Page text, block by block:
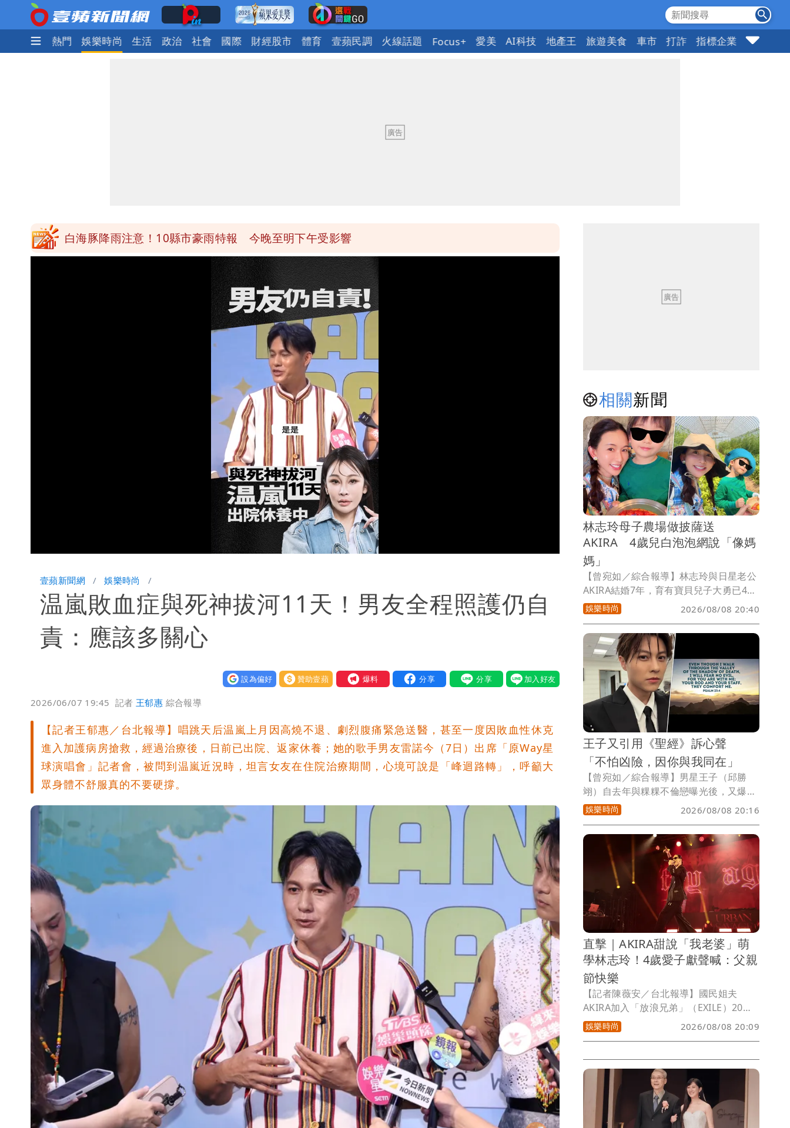
焦點 熱門 娛樂時尚 生活 政治 社會 國際 財經股市 體育 壹蘋民調 火線話題 Focus+ 愛美 AI科技 地產王 旅遊美食 車市 打詐 指標企業 壹蘋頭家
白海豚降雨注意！10縣市豪雨特報 今晚至明下午受影響
颱風假來了！連江縣明停班課 竹縣山區8校停課不停班
Loaded
:
68.70%
壹蘋新聞網 娛樂時尚
温嵐敗血症與死神拔河11天！男友全程照護仍自
責：應該多關心
設為偏好 贊助壹蘋 我要爆料
2026/06/07 19:45 記者王郁惠 綜合報導
【記者王郁惠／台北報導】唱跳天后温嵐上月因高燒不退、劇烈腹痛緊急送醫，甚至一度因敗血性休克
進入加護病房搶救，經過治療後，日前已出院、返家休養；她的歌手男友雷諾今（7日）出席「原Way星
球演唱會」記者會，被問到温嵐近況時，坦言女友在住院治療期間，心境可說是「峰迴路轉」，呼籲大
眾身體不舒服真的不要硬撐。
相關新聞
林志玲母子農場做披薩送
AKIRA 4歲兒白泡泡網說「像媽
媽」
【曾宛如／綜合報導】林志玲與日星老公
AKIRA結婚7年，育有寶貝兒子大勇已4
歲，今天父親節，AKIRA在工作中，個人
巡演「URBAN SAVAGE」，今明2天在台
北Clapper Studio登場，愛妻林志玲則在
IG秀出帶著獨自帶著兒子去農場的照片，
她笑說「今天，他親手做了一個 Pizza 蛋
糕送給爸爸，Pizza 上有一個可愛的笑
臉，也裝滿了孩子最純粹的心意」，隔空
為AKIRA過父親節。
娛樂時尚 2026/08/08 20:40
王子又引用《聖經》訴心聲
「不怕凶險，因你與我同在」
【曾宛如／綜合報導】男星王子（邱勝
翊）自去年與粿粿不倫戀曝光後，又爆出
閃兵風波，演藝事業全面停擺，他沉潛多
時，今天發文再度引用聖經金句，「Even
though I walk through the valley of
the shadow of death, I will fear no
evil, for you are with me, your rod
and your staff they comfort me」（縱
使我應走過陰森的幽谷，我不怕凶險，因
你與我同在，祢的杖，祢的竿，都安慰
我。），訴說心境。
娛樂時尚 2026/08/08 20:16
直擊｜AKIRA甜說「我老婆」萌
學林志玲！4歲愛子獻聲喊：父親
節快樂
【記者陳薇安／台北報導】國民姐夫
AKIRA加入「放浪兄弟」（EXILE）20週
年，首次展開個人巡演「URBAN
SAVAGE」，今明2天在Clapper Studio
穿黑色西裝帥氣登場，以節奏強烈的
《SAVAGE》揭開序幕，中文大喊「大家
好」，還模仿起老婆林志玲，用中文說
「時間啊好快好快」，4歲愛子大勇在演
唱會尾聲驚喜獻「聲」，嗨翻全場。
娛樂時尚 2026/08/08 20:09